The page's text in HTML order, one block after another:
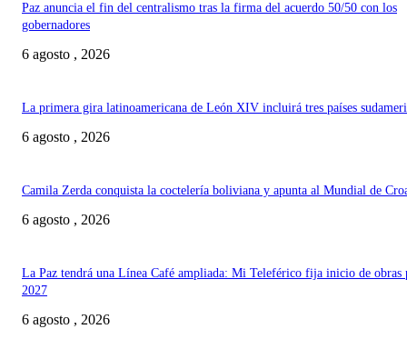
Paz anuncia el fin del centralismo tras la firma del acuerdo 50/50 con los
gobernadores
6 agosto , 2026
La primera gira latinoamericana de León XIV incluirá tres países
6 agosto , 2026
Camila Zerda conquista la coctelería boliviana y apunta al Mundial de
6 agosto , 2026
La Paz tendrá una Línea Café ampliada: Mi Teleférico fija inicio de obras
2027
6 agosto , 2026